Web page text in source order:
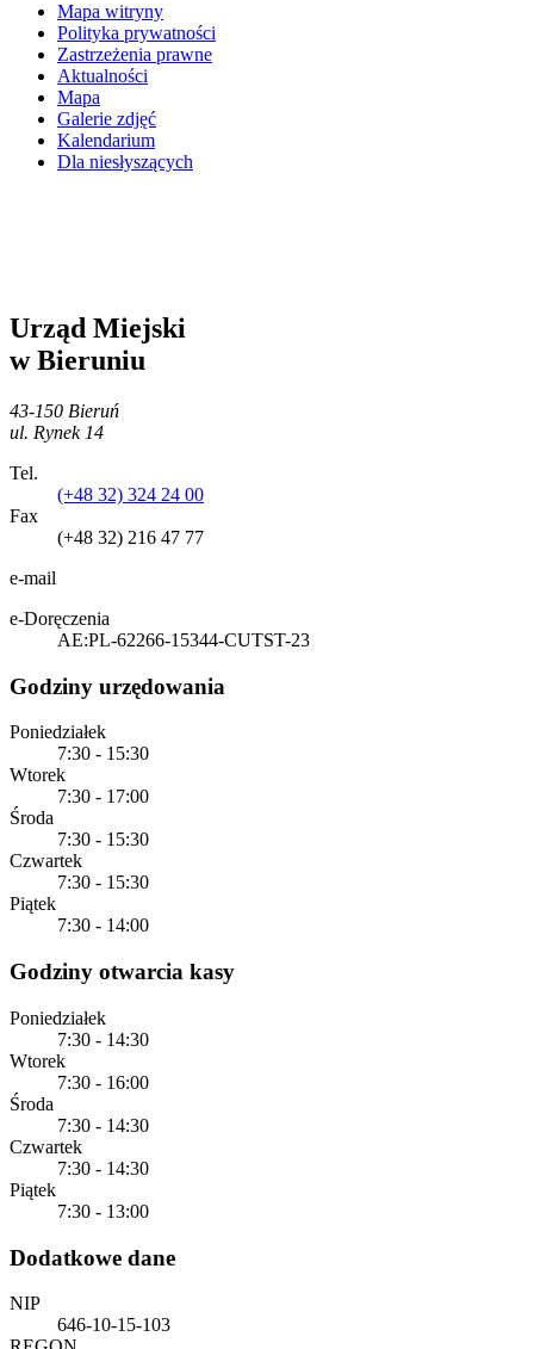
Mapa witryny
Polityka prywatności
Zastrzeżenia prawne
Aktualności
Mapa
Galerie zdjęć
Kalendarium
Dla niesłyszących
Urząd Miejski
w Bieruniu
43-150 Bieruń
ul. Rynek 14
Tel.
(+48 32) 324 24 00
Fax
(+48 32) 216 47 77
e-mail
e-Doręczenia
AE:PL-62266-15344-CUTST-23
Godziny urzędowania
Poniedziałek
7:30 - 15:30
Wtorek
7:30 - 17:00
Środa
7:30 - 15:30
Czwartek
7:30 - 15:30
Piątek
7:30 - 14:00
Godziny otwarcia kasy
Poniedziałek
7:30 - 14:30
Wtorek
7:30 - 16:00
Środa
7:30 - 14:30
Czwartek
7:30 - 14:30
Piątek
7:30 - 13:00
Dodatkowe dane
NIP
646-10-15-103